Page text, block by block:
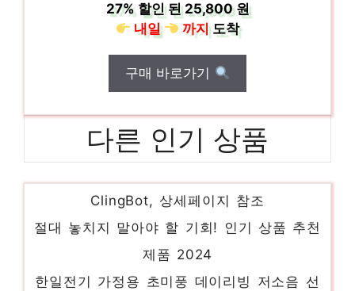
27%할인 된25,800 원
내일
까지도착
구매 바로가기
다른 인기 상품
아이뮤즈 클링봇 2세대 유리창 로봇 청소기
ClingBot, 상세페이지 참조
절대 놓치지 말아야 할 기회! 인기 상품 추천
제품 2024
한일전기 가정용 초미풍 데이리빙 저소음 선